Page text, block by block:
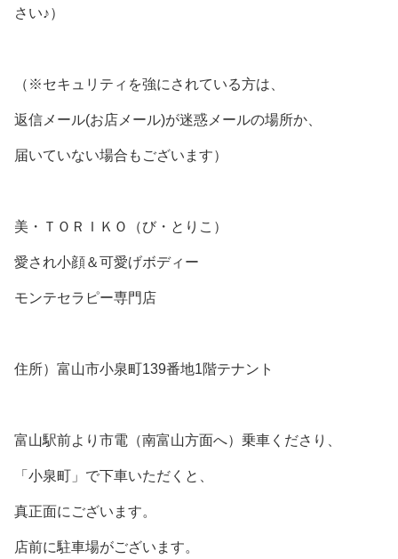
さい♪）
（※セキュリティを強にされている方は、
返信メール(お店メール)が迷惑メールの場所か、
届いていない場合もございます）
美・ＴＯＲＩＫＯ（び・とりこ）
愛され小顔＆可愛げボディー
モンテセラピー専門店
住所）富山市小泉町139番地1階テナント
富山駅前より市電（南富山方面へ）乗車くださり、
「小泉町」で下車いただくと、
真正面にございます。
店前に駐車場がございます。